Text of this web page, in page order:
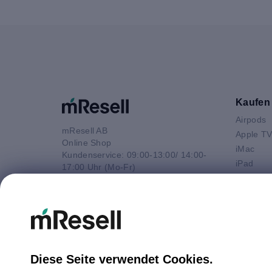
mResell AB
Online Shop
Kundenservice: 09:00-13:00/ 14:00-
17:00 Uhr (Mo-Fr)
info@mresell.de
Kaufen
Airpods
Apple TV
iMac
iPad
Diese Seite verwendet Cookies.